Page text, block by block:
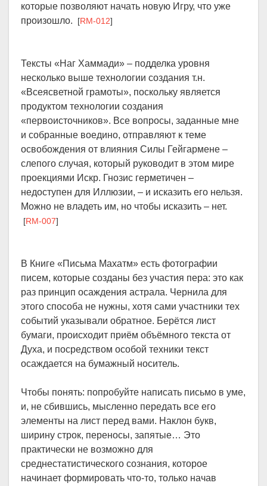
которые позволяют начать новую Игру, что уже
произошло. [RM-012]
Тексты «Наг Хаммади» – подделка уровня
несколько выше технологии создания т.н.
«Всеясветной грамоты», поскольку является
продуктом технологии создания
«первоисточников». Все вопросы, заданные мне
и собранные воедино, отправляют к теме
освобождения от влияния Силы Гейгармене –
слепого случая, который руководит в этом мире
проекциями Искр. Гнозис герметичен –
недоступен для Иллюзии, – и исказить его нельзя.
Можно не владеть им, но чтобы исказить – нет.
[RM-007]
В Книге «Письма Махатм» есть фотографии
писем, которые созданы без участия пера: это как
раз принцип осаждения астрала. Чернила для
этого способа не нужны, хотя сами участники тех
событий указывали обратное. Берётся лист
бумаги, происходит приём объёмного текста от
Духа, и посредством особой техники текст
осаждается на бумажный носитель.
Чтобы понять: попробуйте написать письмо в уме,
и, не сбившись, мысленно передать все его
элементы на лист перед вами. Наклон букв,
ширину строк, переносы, запятые… Это
практически не возможно для
среднестатистического сознания, которое
начинает формировать что-то, только начав